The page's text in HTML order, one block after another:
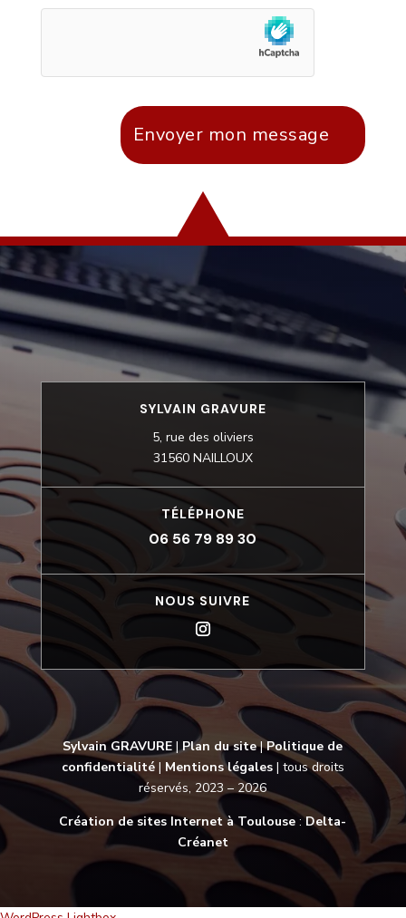
Envoyer mon message
SYLVAIN GRAVURE
5, rue des oliviers
31560 NAILLOUX
TÉLÉPHONE
06 56 79 89 30
NOUS SUIVRE
Sylvain GRAVURE |Plan du site|Politique de
confidentialité| Mentions légales| tous droits
réservés, 2023 – 2026
Création de sites Internet à Toulouse :Delta-
Créanet